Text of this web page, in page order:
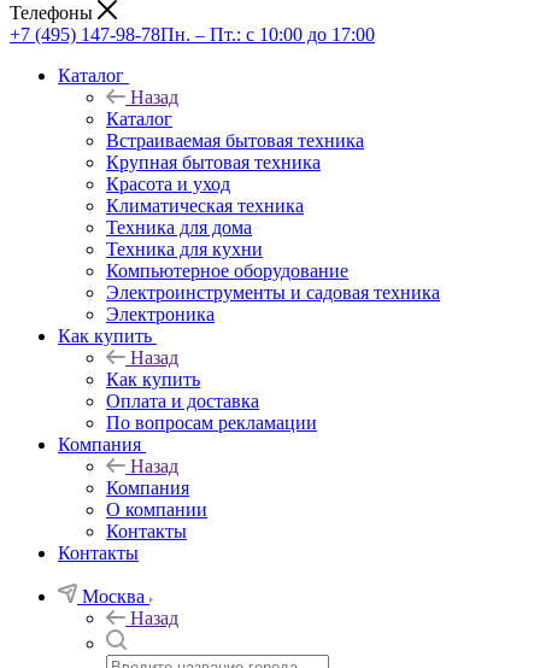
Телефоны
+7 (495) 147-98-78Пн. – Пт.: с 10:00 до 17:00
Каталог
Назад
Каталог
Встраиваемая бытовая техника
Крупная бытовая техника
Красота и уход
Климатическая техника
Техника для дома
Техника для кухни
Компьютерное оборудование
Электроинструменты и садовая техника
Электроника
Как купить
Назад
Как купить
Оплата и доставка
По вопросам рекламации
Компания
Назад
Компания
О компании
Контакты
Контакты
Москва
Назад